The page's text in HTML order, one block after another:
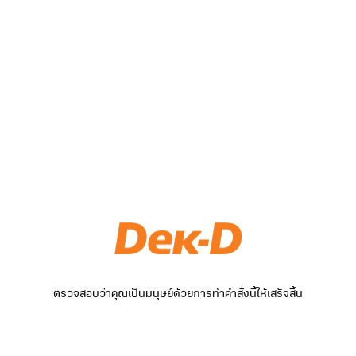
ตรวจสอบว่าคุณเป็นมนุษย์ด้วยการทำคำสั่งนี้ให้เสร็จสิ้น